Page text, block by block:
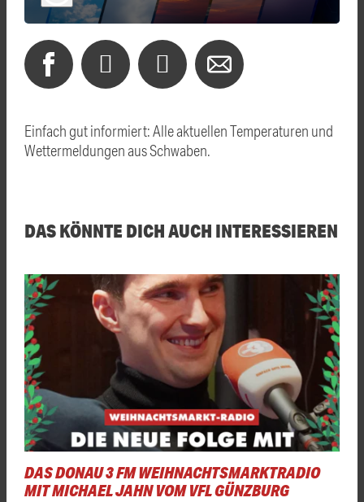
Einfach gut informiert: Alle aktuellen Temperaturen und
Wettermeldungen aus Schwaben.
DAS KÖNNTE DICH AUCH INTERESSIEREN
DAS DONAU 3 FM WEIHNACHTSMARKTRADIO
MIT MICHAEL JAHN VOM VFL GÜNZBURG